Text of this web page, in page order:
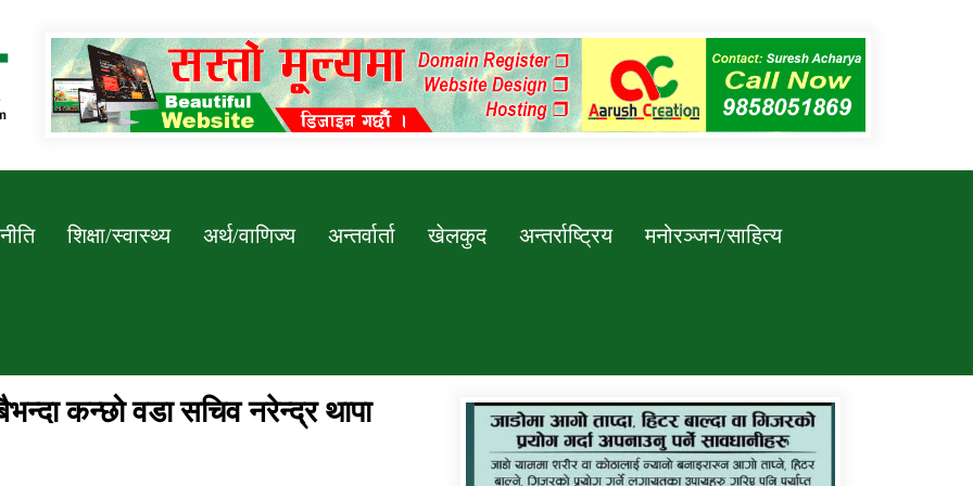
Newssarokar
शिक्षा/स्वास्थ्य अर्थ/वाणिज्य अन्तर्वार्ता खेलकुद अन्तर्राष्ट्रिय मनोरञ्जन/साहित्य
कर्णाली प्रविधि शिक्षालय जुम्लाको सुचना
कन्छो वडा सचिव नरेन्द्र थापा